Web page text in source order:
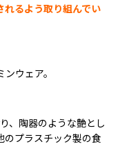
れるよう取り組んでい
ウェア。
、陶器のような艶とし
のプラスチック製の食